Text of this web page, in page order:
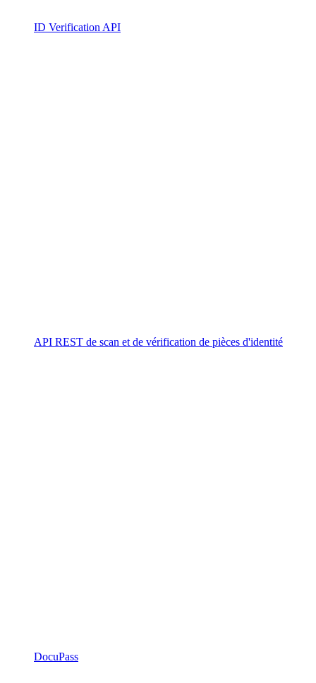
ID Verification API
API REST de scan et de vérification de pièces d'identité
DocuPass